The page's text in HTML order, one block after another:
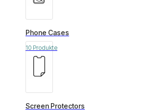
Phone Cases
10 Produkte
Screen Protectors